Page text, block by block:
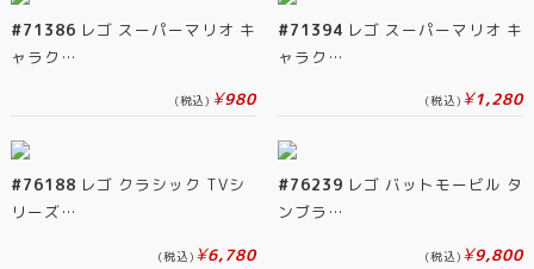
#71386 レゴ スーパーマリオ キ
ャラク…
(税込) ¥980
#71394 レゴ スーパーマリオ キ
ャラク…
(税込) ¥1,280
#76188 レゴ クラシック TVシ
リーズ…
(税込) ¥6,780
#76239 レゴ バットモービル タ
ンブラ…
(税込) ¥9,800